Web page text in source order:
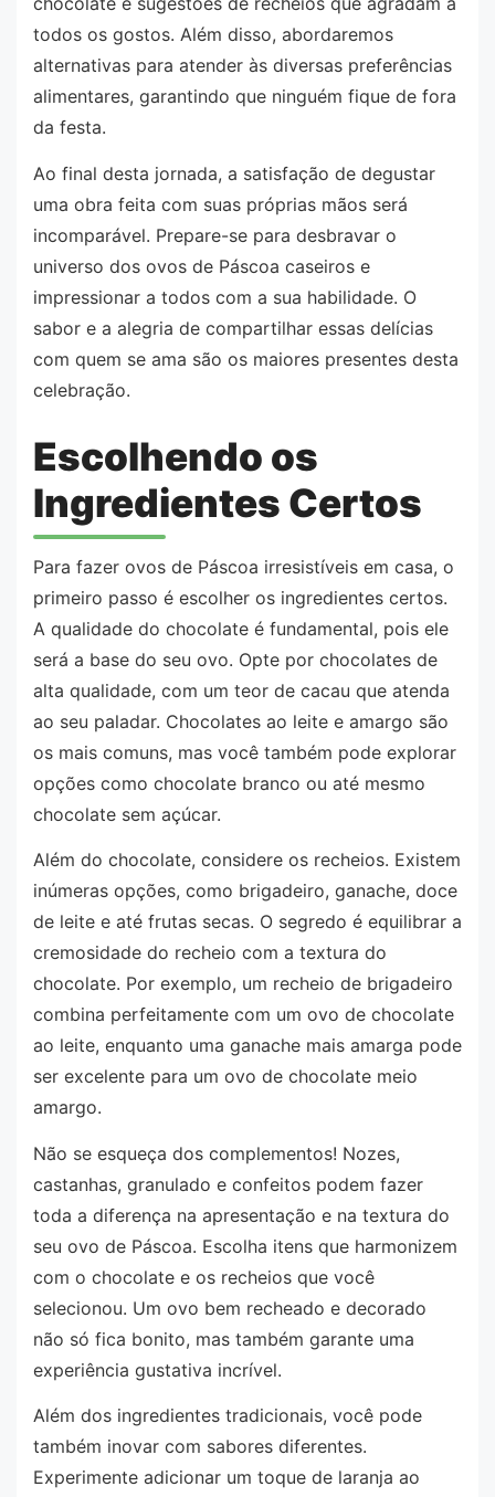
todos os gostos. Além disso, abordaremos
alternativas para atender às diversas preferências
alimentares, garantindo que ninguém fique de fora
da festa.
Ao final desta jornada, a satisfação de degustar
uma obra feita com suas próprias mãos será
incomparável. Prepare-se para desbravar o
universo dos ovos de Páscoa caseiros e
impressionar a todos com a sua habilidade. O
sabor e a alegria de compartilhar essas delícias
com quem se ama são os maiores presentes desta
celebração.
Escolhendo os
Ingredientes Certos
Para fazer ovos de Páscoa irresistíveis em casa, o
primeiro passo é escolher os ingredientes certos.
A qualidade do chocolate é fundamental, pois ele
será a base do seu ovo. Opte por chocolates de
alta qualidade, com um teor de cacau que atenda
ao seu paladar. Chocolates ao leite e amargo são
os mais comuns, mas você também pode explorar
opções como chocolate branco ou até mesmo
chocolate sem açúcar.
Além do chocolate, considere os recheios. Existem
inúmeras opções, como brigadeiro, ganache, doce
de leite e até frutas secas. O segredo é equilibrar a
cremosidade do recheio com a textura do
chocolate. Por exemplo, um recheio de brigadeiro
combina perfeitamente com um ovo de chocolate
ao leite, enquanto uma ganache mais amarga pode
ser excelente para um ovo de chocolate meio
amargo.
Não se esqueça dos complementos! Nozes,
castanhas, granulado e confeitos podem fazer
toda a diferença na apresentação e na textura do
seu ovo de Páscoa. Escolha itens que harmonizem
com o chocolate e os recheios que você
selecionou. Um ovo bem recheado e decorado
não só fica bonito, mas também garante uma
experiência gustativa incrível.
Além dos ingredientes tradicionais, você pode
também inovar com sabores diferentes.
Experimente adicionar um toque de laranja ao